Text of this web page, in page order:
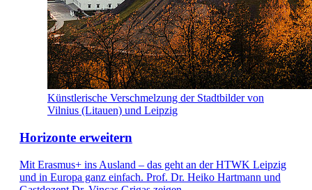
Künstlerische Verschmelzung der Stadtbilder von
Vilnius (Litauen) und Leipzig
Horizonte erweitern
Mit Erasmus+ ins Ausland – das geht an der HTWK Leipzig
und in Europa ganz einfach. Prof. Dr. Heiko Hartmann und